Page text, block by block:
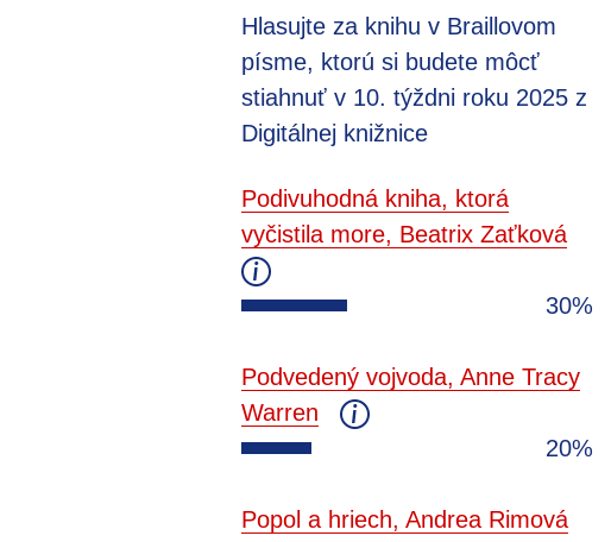
Hlasujte za knihu v Braillovom
písme, ktorú si budete môcť
stiahnuť v 10. týždni roku 2025 z
Digitálnej knižnice
Podivuhodná kniha, ktorá
vyčistila more, Beatrix Zaťková
30%
Podvedený vojvoda, Anne Tracy
Warren
20%
Popol a hriech, Andrea Rimová